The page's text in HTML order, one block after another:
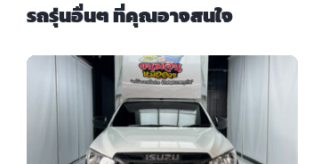
รถรุ่นอื่นๆ ที่คุณอาจสนใจ